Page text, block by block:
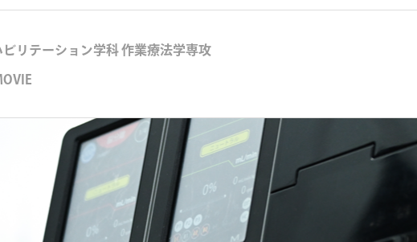
ビリテーション学科 作業療法学専攻